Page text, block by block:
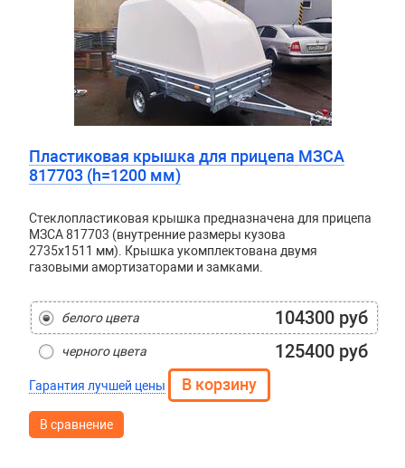
Пластиковая крышка для прицепа МЗСА
817703 (h=1200 мм)
Стеклопластиковая крышка предназначена для прицепа
МЗСА 817703 (внутренние размеры кузова
2735x1511 мм). Крышка укомплектована двумя
газовыми амортизаторами и замками.
белого цвета 104300 руб
черного цвета 125400 руб
Гарантия лучшей цены
В сравнение